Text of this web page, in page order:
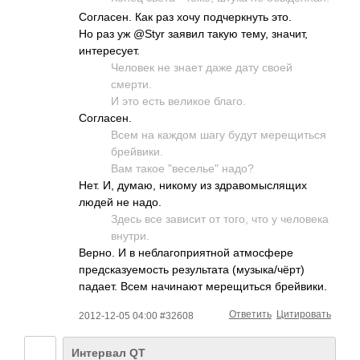
Согласен. Как раз хочу подчеркнуть это.
Но раз уж @Styr заявил такую тему, значит,
интересует.
Человек не знает даже дату своей
смерти.
И это есть великое благо.
Согласен.
Всем на каждом шагу будут мерещиться
брейвики.
Вам такое "веселье" надо?
Нет. И, думаю, никому из здравомыслящих
людей не надо.
Здесь все зависит от того, что у человека
внутри.
Верно. И в неблагоприятной атмосфере
предсказуемость результата (музыка/чёрт)
падает. Всем начинают мерещиться брейвики.
2012-12-05 04:00 #32608 Цитировать
Ответить
Интервал QT